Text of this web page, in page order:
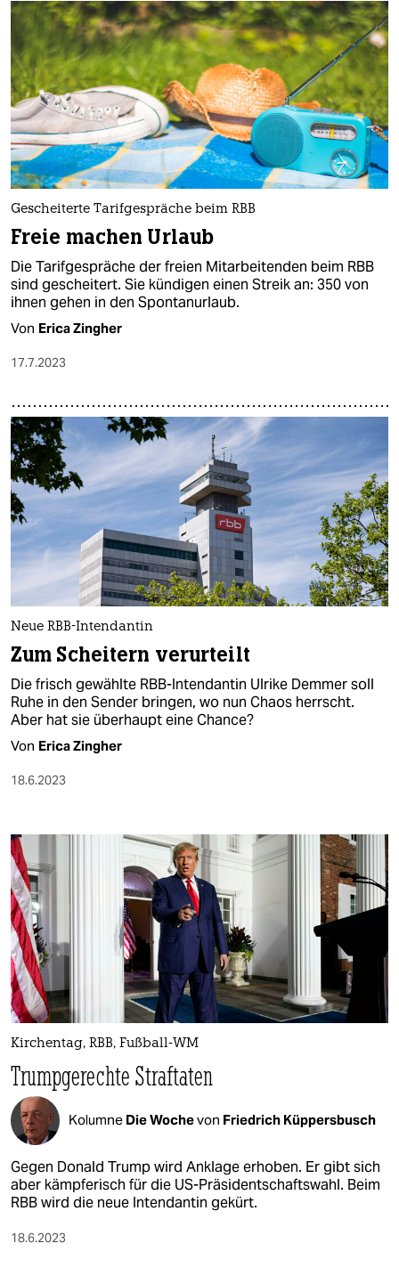
Gescheiterte Tarifgespräche beim RBB
Freie machen Urlaub
Die Tarifgespräche der freien Mitarbeitenden beim RBB
sind gescheitert. Sie kündigen einen Streik an: 350 von
ihnen gehen in den Spontanurlaub.
Von Erica Zingher
17.7.2023
Neue RBB-Intendantin
Zum Scheitern verurteilt
Die frisch gewählte RBB-Intendantin Ulrike Demmer soll
Ruhe in den Sender bringen, wo nun Chaos herrscht.
Aber hat sie überhaupt eine Chance?
Von Erica Zingher
18.6.2023
Kirchentag, RBB, Fußball-WM
Trumpgerechte Straftaten
Kolumne Die Wochevon Friedrich Küppersbusch
Gegen Donald Trump wird Anklage erhoben. Er gibt sich
aber kämpferisch für die US-Präsidentschaftswahl. Beim
RBB wird die neue Intendantin gekürt.
18.6.2023